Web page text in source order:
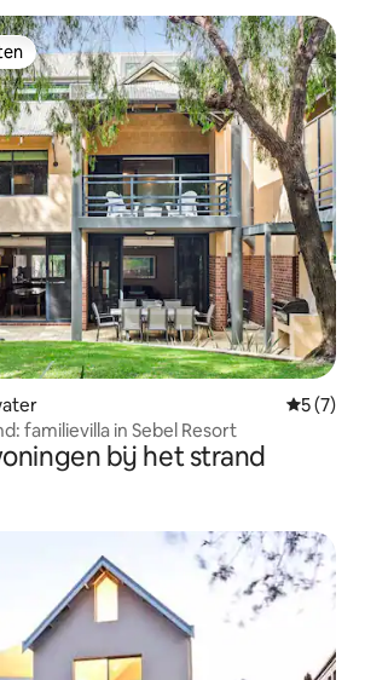
5 (7)
familievilla in Sebel Resort
bij het strand